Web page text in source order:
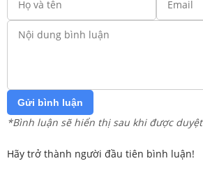
Gửi bình luận
*Bình luận sẽ hiển thị sau khi được duyệt
Hãy trở thành người đầu tiên bình luận!